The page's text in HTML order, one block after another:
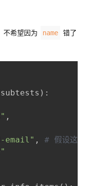
不希望因为 name
错了
,
email" , # 假设这